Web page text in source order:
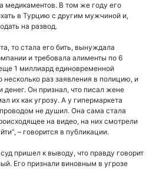
медикаментов. В том же году его
в Турцию с другим мужчиной и,
на развод.
то стала его бить, вынуждала
и требовала алименты по 6
1 миллиард единовременной
раз заявления в полицию, и
денег. Он признал, что писал жене
их как угрозу. А у гипермаркета
не душил. Она сама стала
на видео, на них смотрели
– говорится в публикации.
пришел к выводу, что правду говорит
Его признали виновным в угрозе